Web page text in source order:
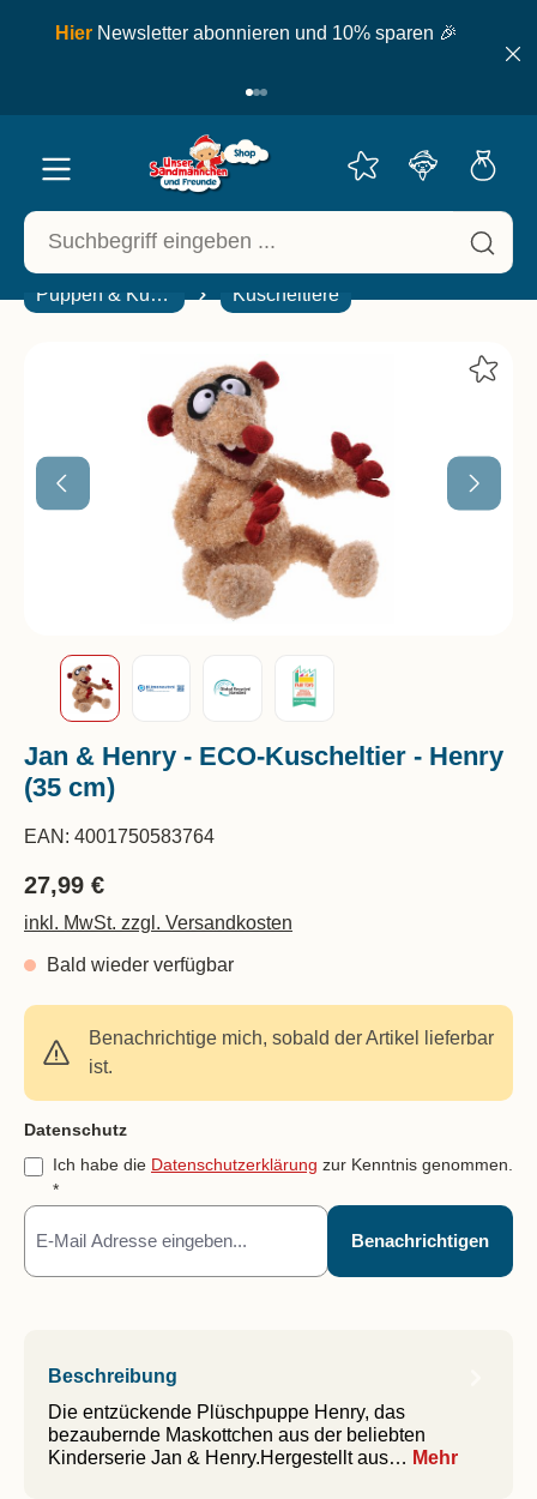
springen
Hier Newsletter abonnieren und 10% sparen 🎉
Puppen & Kuscheltiere Kuscheltiere
Jan & Henry - ECO-Kuscheltier - Henry
(35 cm)
EAN: 4001750583764
27,99 €
inkl. MwSt. zzgl. Versandkosten
Bald wieder verfügbar
Benachrichtige mich, sobald der Artikel lieferbar
ist.
Feld nicht ausfüllen(Spam Schutz)
Datenschutz
Ich habe die Datenschutzerklärung zur Kenntnis genommen.
*
Benachrichtigen
Beschreibung
Die entzückende Plüschpuppe Henry, das
bezaubernde Maskottchen aus der beliebten
Kinderserie Jan & Henry.Hergestellt aus… Mehr